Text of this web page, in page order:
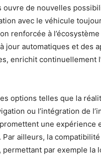
ouvre de nouvelles
avec le véhicule
renforcée à
jour automatiques et des
enrichit continuellement
options telles que la
ou l’intégration de
une expérience
Par ailleurs, la
permettant par exemple la